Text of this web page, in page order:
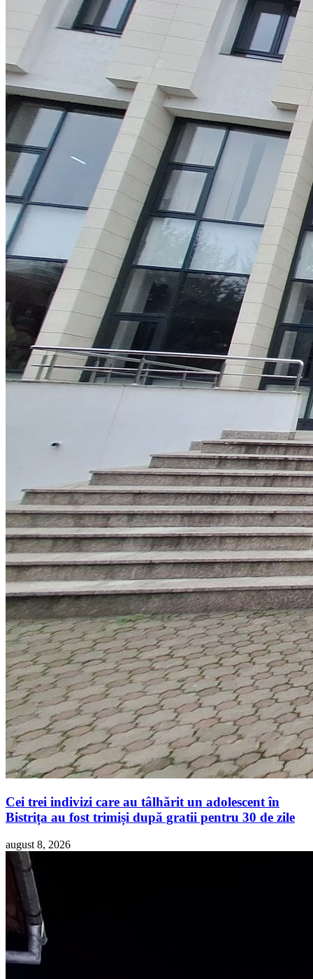
Cei trei indivizi care au tâlhărit un adolescent în
Bistrița au fost trimiși după gratii pentru 30 de zile
august 8, 2026